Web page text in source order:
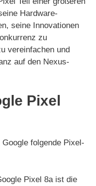
Hardware-
seine Innovationen
zu
vereinfachen und
auf den Nexus-
Pixel
folgende Pixel-
Pixel 8a ist die